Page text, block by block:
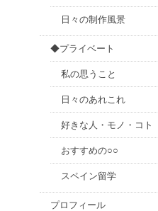
日々の制作風景
◆プライベート
私の思うこと
日々のあれこれ
好きな人・モノ・コト
おすすめの○○
スペイン留学
プロフィール